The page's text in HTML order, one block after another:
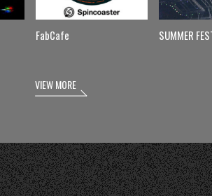
FabCafe SUMMER
VIEW MORE